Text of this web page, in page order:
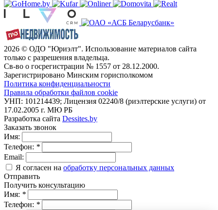
2026 © ОДО "Юриэлт". Использование материалов сайта
только с разрешения владельца.
Св-во о госрегистрации № 1557 от 28.12.2000.
Зарегистрировано Минским горисполкомом
Политика конфиденциальности
Правила обработки файлов cookie
УНП: 101214439; Лицензия 02240/8 (риэлтерские услуги) от
17.02.2005 г. МЮ РБ
Разработка сайта Dessites.by
Заказать звонок
Имя:
Телефон: *
Email:
Я согласен на обработку персональных данных
Отправить
Получить консультацию
Имя: *
Телефон: *